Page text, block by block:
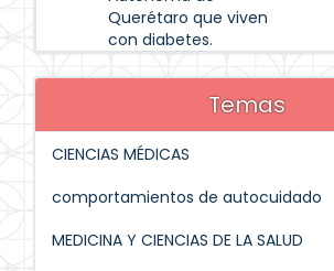
Querétaro que viven
con diabetes.
Temas
CIENCIAS MÉDICAS
comportamientos de autocuidado
MEDICINA Y CIENCIAS DE LA SALUD